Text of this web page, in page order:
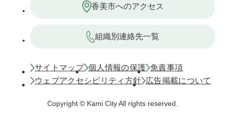
香美市へのアクセス
組織別連絡先一覧
サイトマップ 個人情報の保護 免責事項
ウェブアクセシビリティ方針
広告掲載について
Copyright © Kami City All rights reserved.